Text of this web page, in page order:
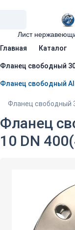
Главная Каталог
Фланец свободный
Фланец свободный
Фланец свободный
Фланец
10 DN